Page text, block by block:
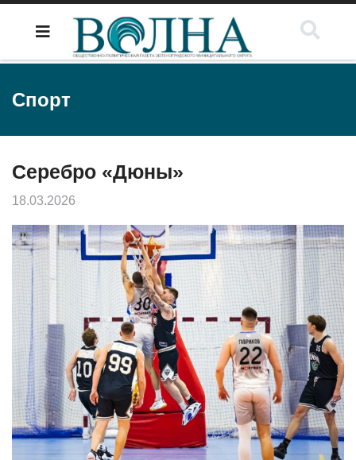
Спорт
Серебро «Дюны»
18.03.2026